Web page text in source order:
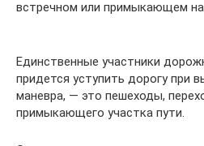
встречном или примыкающем
Единственные участники
придется уступить дорогу при
маневра, — это пешеходы,
примыкающего участка пути.